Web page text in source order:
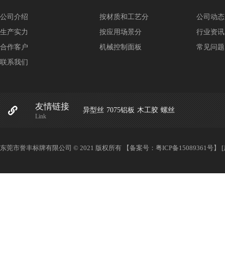
公司介绍
生产实力
合作客户
联系我们
按材质和工艺分
按应用场景分
机械控制面板
公司动态
行业资讯
常见问题
友情链接
Link
异型丝 7075铝板 木工胶 螺丝
东莞市誉丰标牌有限公司 © 2021 版权所有 【备案号： 粤ICP备15089361号】 [